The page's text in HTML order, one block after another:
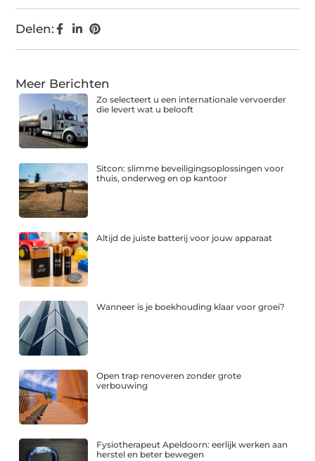
Delen:
Meer Berichten
Zo selecteert u een internationale vervoerder
die levert wat u belooft
Sitcon: slimme beveiligingsoplossingen voor
thuis, onderweg en op kantoor
Altijd de juiste batterij voor jouw apparaat
Wanneer is je boekhouding klaar voor groei?
Open trap renoveren zonder grote
verbouwing
Fysiotherapeut Apeldoorn: eerlijk werken aan
herstel en beter bewegen